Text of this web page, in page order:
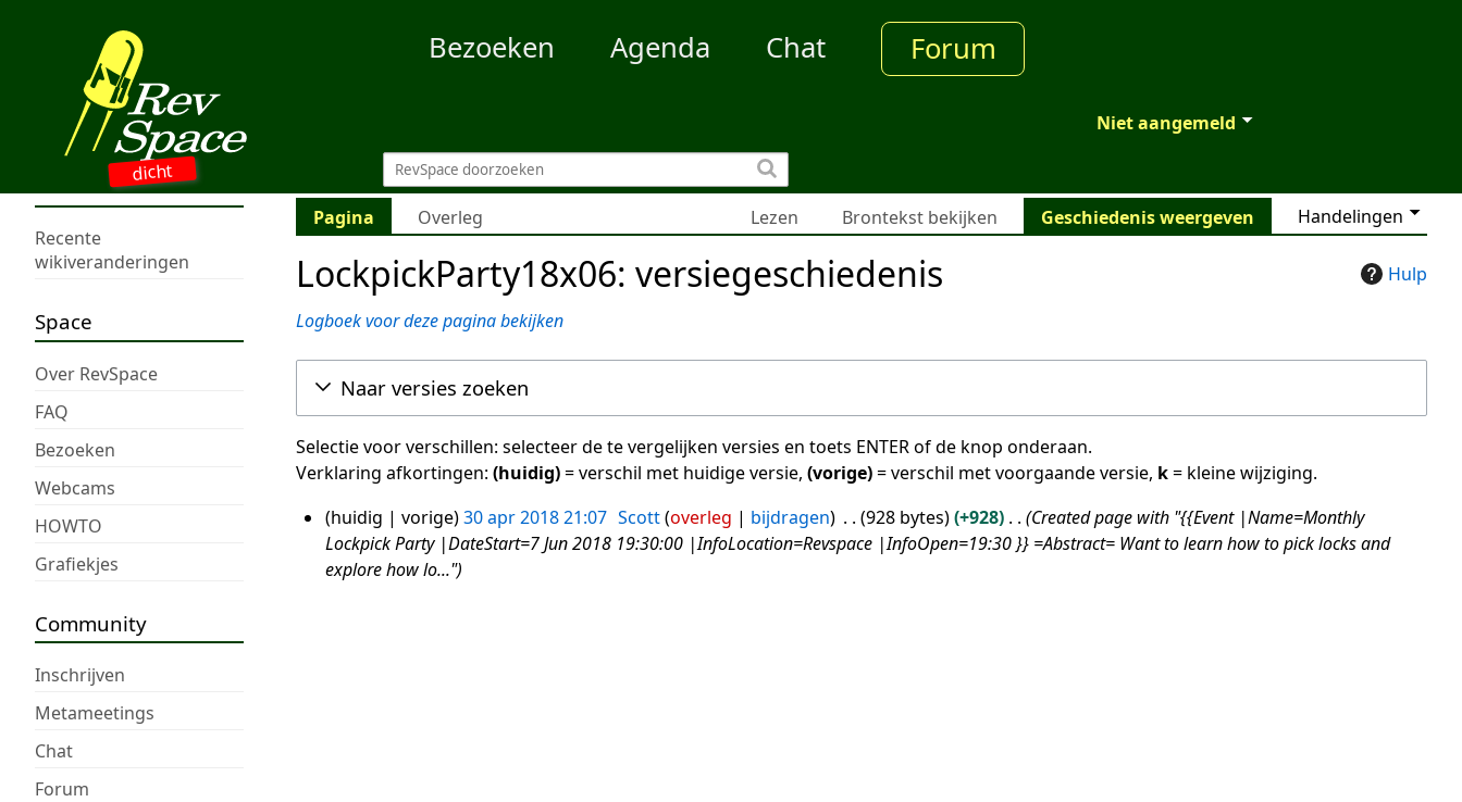
dicht
Bezoeken Agenda Chat Forum
Niet aangemeld
Recente
wikiveranderingen
Space
Over RevSpace
FAQ
Bezoeken
Webcams
HOWTO
Grafiekjes
Community
Inschrijven
Metameetings
Chat
Forum
Pagina Overleg Handelingen
Lezen Brontekst bekijken Geschiedenis weergeven
Hulp
LockpickParty18x06: versiegeschiedenis
Logboek voor deze pagina bekijken
Naar versies zoeken
Selectie voor verschillen: selecteer de te vergelijken versies en toets ENTER of de knop onderaan.
Verklaring afkortingen: (huidig)= verschil met huidige versie, (vorige)= verschil met voorgaande versie, k= kleine wijziging.
30
apr
2018
huidig vorige 30 apr 2018 21:07 Scott overleg bijdragen 928 bytes +928
Created page with "{{Event |Name=Monthly
Lockpick Party |DateStart=7 Jun 2018 19:30:00 |InfoLocation=Revspace |InfoOpen=19:30 }} =Abstract= Want to learn how to pick locks and
explore how lo..."